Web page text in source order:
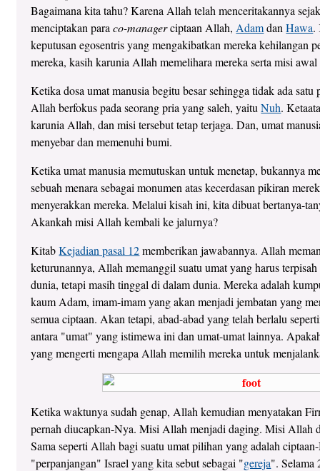
Bagaimana kita tahu? Karena Allah telah menceritakannya
menciptakan paraco-managerciptaan Allah, AdamdanHawa.
keputusan egosentris yang mengakibatkan mereka kehilangan
mereka, kasih karunia Allah memelihara mereka serta misi awal
Ketika dosa umat manusia begitu besar sehingga tidak ada
Allah berfokus pada seorang pria yang saleh, yaituNuh.
karunia Allah, dan misi tersebut tetap terjaga. Dan, umat
menyebar dan memenuhi bumi.
Ketika umat manusia memutuskan untuk menetap, bukannya
sebuah menara sebagai monumen atas kecerdasan pikiran
menyerakkan mereka. Melalui kisah ini, kita dibuat bertanya-
Akankah misi Allah kembali ke jalurnya?
KitabKejadian pasal 12memberikan jawabannya. Allah
keturunannya, Allah memanggil suatu umat yang harus
dunia, tetapi masih tinggal di dalam dunia. Mereka adalah
kaum Adam, imam-imam yang akan menjadi jembatan yang
semua ciptaan. Akan tetapi, abad-abad yang telah berlalu
antara "umat" yang istimewa ini dan umat-umat lainnya.
yang mengerti mengapa Allah memilih mereka untuk
Ketika waktunya sudah genap, Allah kemudian menyatakan
pernah diucapkan-Nya. Misi Allah menjadi daging. Misi Allah
Sama seperti Allah bagi suatu umat pilihan yang adalah
"perpanjangan" Israel yang kita sebut sebagai "gereja". Selama